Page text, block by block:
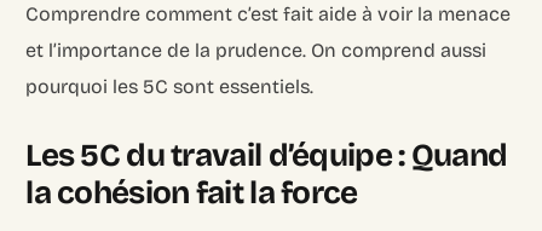
Comprendre comment c’est fait aide à voir la menace
et l’importance de la prudence. On comprend aussi
pourquoi les 5C sont essentiels.
Les 5C du travail d’équipe : Quand
la cohésion fait la force